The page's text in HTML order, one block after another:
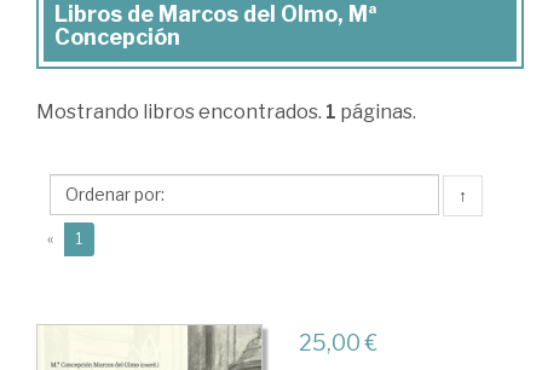
Libros
de
Marcos
Olmo,
Mª
Concepción
Libros de Marcos del Olmo, Mª
Concepción
Mostrando libros encontrados. 1 páginas.
↑
« 1
25,00 €